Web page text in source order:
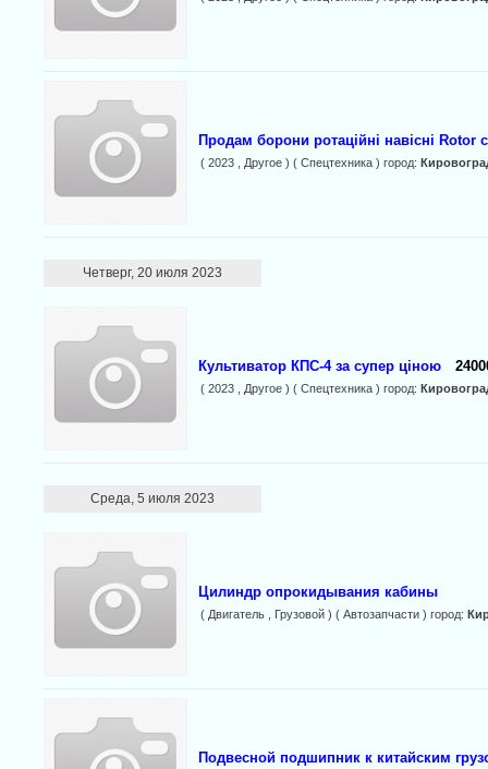
Продам борони ротаційні навісні Rotor
( 2023 , Другое ) ( Спецтехника ) город:
Четверг, 20 июля 2023
Культиватор КПС-4 за супер ціною
( 2023 , Другое ) ( Спецтехника ) город:
Среда, 5 июля 2023
Цилиндр опрокидывания кабины
( Двигатель , Грузовой ) ( Автозапчасти ) город:
Подвесной подшипник к китайским